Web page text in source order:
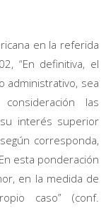
en la referida
“En definitiva, el
administrativo, sea
las
interés superior
corresponda,
esta ponderación
en la medida de
caso” (conf.